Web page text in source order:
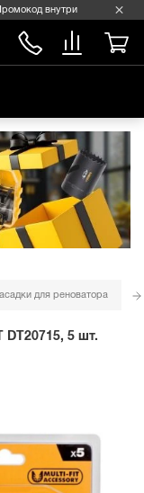
внутри →
для реноватора
DT20715, 5 шт.